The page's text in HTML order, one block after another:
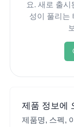
요. 새로 출시
성이 풀리는
제품 정보에
제품명, 스펙,